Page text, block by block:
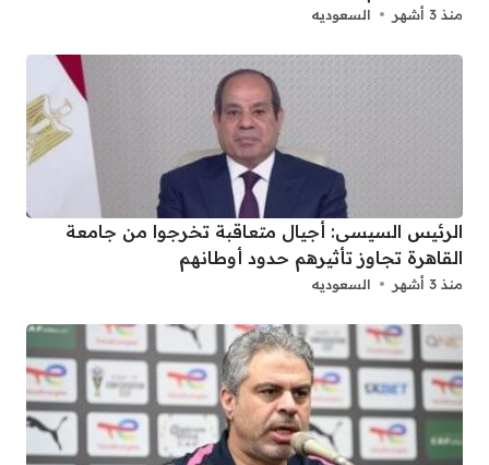
منذ 3 أشهر السعوديه
الرئيس السيسى: أجيال متعاقبة تخرجوا من جامعة
القاهرة تجاوز تأثيرهم حدود أوطانهم
منذ 3 أشهر السعوديه